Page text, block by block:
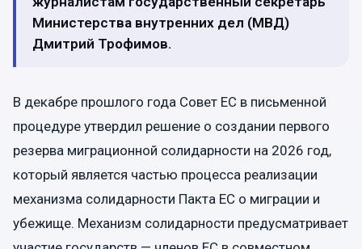
Министерства внутренних дел (МВД)
Дмитрий Трофимов.
В декабре прошлого года Совет ЕС в письменной
процедуре утвердил решение о создании первого
резерва миграционной солидарности на 2026 год,
который является частью процесса реализации
механизма солидарности Пакта ЕС о миграции и
убежище. Механизм солидарности предусматривает